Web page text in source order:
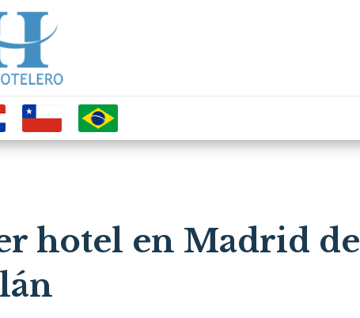
hotel en Madrid de